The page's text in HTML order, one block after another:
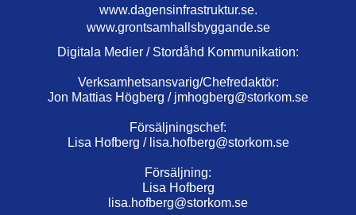
www.dagensinfrastruktur.se.
www.grontsamhallsbyggande.se
Digitala Medier / Stordåhd Kommunikation:
Verksamhetsansvarig/Chefredaktör:
Jon Mattias Högberg / jmhogberg@storkom.se
Försäljningschef:
Lisa Hofberg / lisa.hofberg@storkom.se
Försäljning:
Lisa Hofberg
lisa.hofberg@storkom.se